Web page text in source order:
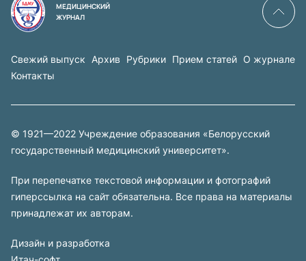
МЕДИЦИНСКИЙ
ЖУРНАЛ
Свежий выпуск Архив Рубрики Прием статей О журнале
Контакты
© 1921—2022 Учреждение образования «Белорусский
государственный медицинский университет».
При перепечатке текстовой информации и фотографий
гиперссылка на сайт обязательна. Все права на материалы
принадлежат их авторам.
Дизайн и разработка